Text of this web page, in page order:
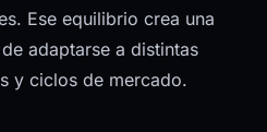
Ese equilibrio crea una
adaptarse a distintas
y ciclos de mercado.